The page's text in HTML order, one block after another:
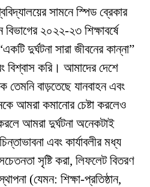
সামনে স্পিড ব্রেকার
২০২২-২৩ শিক্ষাবর্ষে
দুর্ঘটনা সারা জীবনের কান্না”
বিশ্বাস করি। আমাদের দেশে
তেমনি বাড়তেছে যানবাহন এবং
আমরা কমানোর চেষ্টা করলেও
আমরা দুর্ঘটনা অনেকটাই
এবং কার্যাবলীর মধ্য
সৃষ্টি করা, লিফলেট বিতরণ
(যেমন: শিক্ষা-প্রতিষ্ঠান,